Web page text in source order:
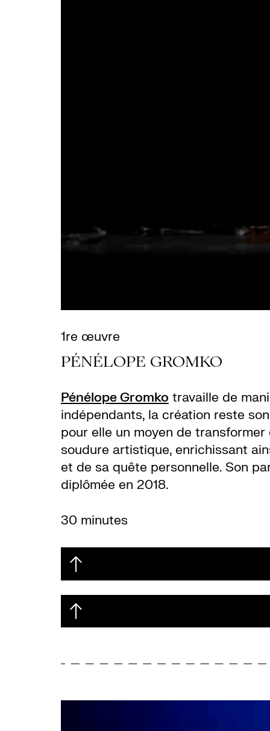
1re œuvre
PÉNÉLOPE GROMKO
Pénélope Gromko travaille de
indépendants, la création reste
pour elle un moyen de
soudure artistique, enrichissant
et de sa quête personnelle. Son
diplômée en 2018.
30 minutes